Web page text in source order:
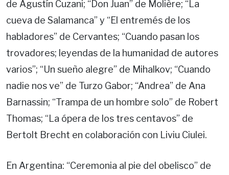
de Agustín Cuzani; “Don Juan” de Molière; “La
cueva de Salamanca” y “El entremés de los
habladores” de Cervantes; “Cuando pasan los
trovadores; leyendas de la humanidad de autores
varios”; “Un sueño alegre” de Mihalkov; “Cuando
nadie nos ve” de Turzo Gabor; “Andrea” de Ana
Barnassin; “Trampa de un hombre solo” de Robert
Thomas; “La ópera de los tres centavos” de
Bertolt Brecht en colaboración con Liviu Ciulei.
En Argentina: “Ceremonia al pie del obelisco” de